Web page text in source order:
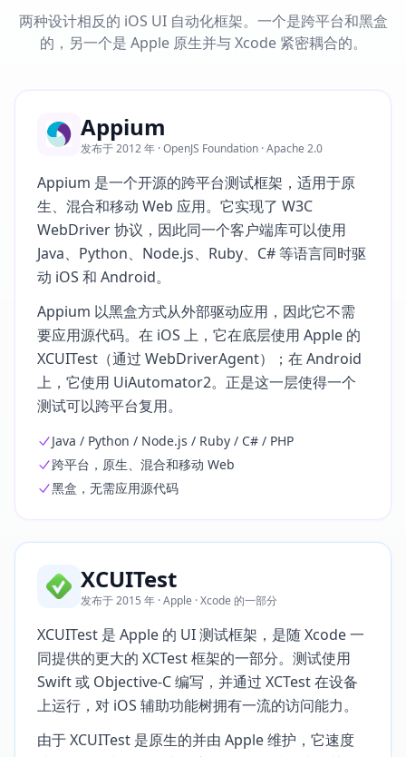
两种设计相反的 iOS UI 自动化框架。一个是跨平台和黑盒
的，另一个是 Apple 原生并与 Xcode 紧密耦合的。
Appium
发布于 2012 年 · OpenJS Foundation · Apache 2.0
Appium 是一个开源的跨平台测试框架，适用于原
生、混合和移动 Web 应用。它实现了 W3C
WebDriver 协议，因此同一个客户端库可以使用
Java、Python、Node.js、Ruby、C# 等语言同时驱
动 iOS 和 Android。
Appium 以黑盒方式从外部驱动应用，因此它不需
要应用源代码。在 iOS 上，它在底层使用 Apple 的
XCUITest（通过 WebDriverAgent）；在 Android
上，它使用 UiAutomator2。正是这一层使得一个
测试可以跨平台复用。
Java / Python / Node.js / Ruby / C# / PHP
跨平台，原生、混合和移动 Web
黑盒，无需应用源代码
XCUITest
发布于 2015 年 · Apple · Xcode 的一部分
XCUITest 是 Apple 的 UI 测试框架，是随 Xcode 一
同提供的更大的 XCTest 框架的一部分。测试使用
Swift 或 Objective-C 编写，并通过 XCTest 在设备
上运行，对 iOS 辅助功能树拥有一流的访问能力。
由于 XCUITest 是原生的并由 Apple 维护，它速度